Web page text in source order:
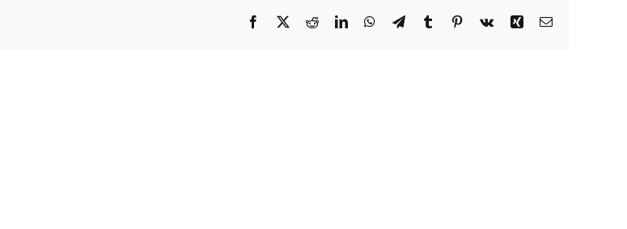
Facebook
X RedditLinkedInWhatsApp
TelegramTumblr Pinterest
Vk Xing Email